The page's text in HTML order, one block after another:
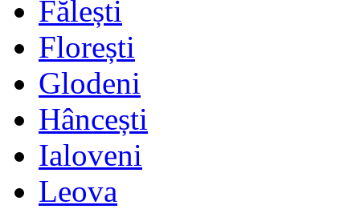
Fălești
Florești
Glodeni
Hâncești
Ialoveni
Leova